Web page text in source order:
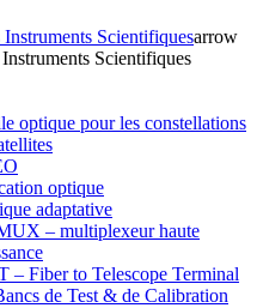
Scientifiquesarrow
Scientifiques
optique pour les constellations
optique
adaptative
– multiplexeur haute
– Fiber to Telescope Terminal
de Test & de Calibration